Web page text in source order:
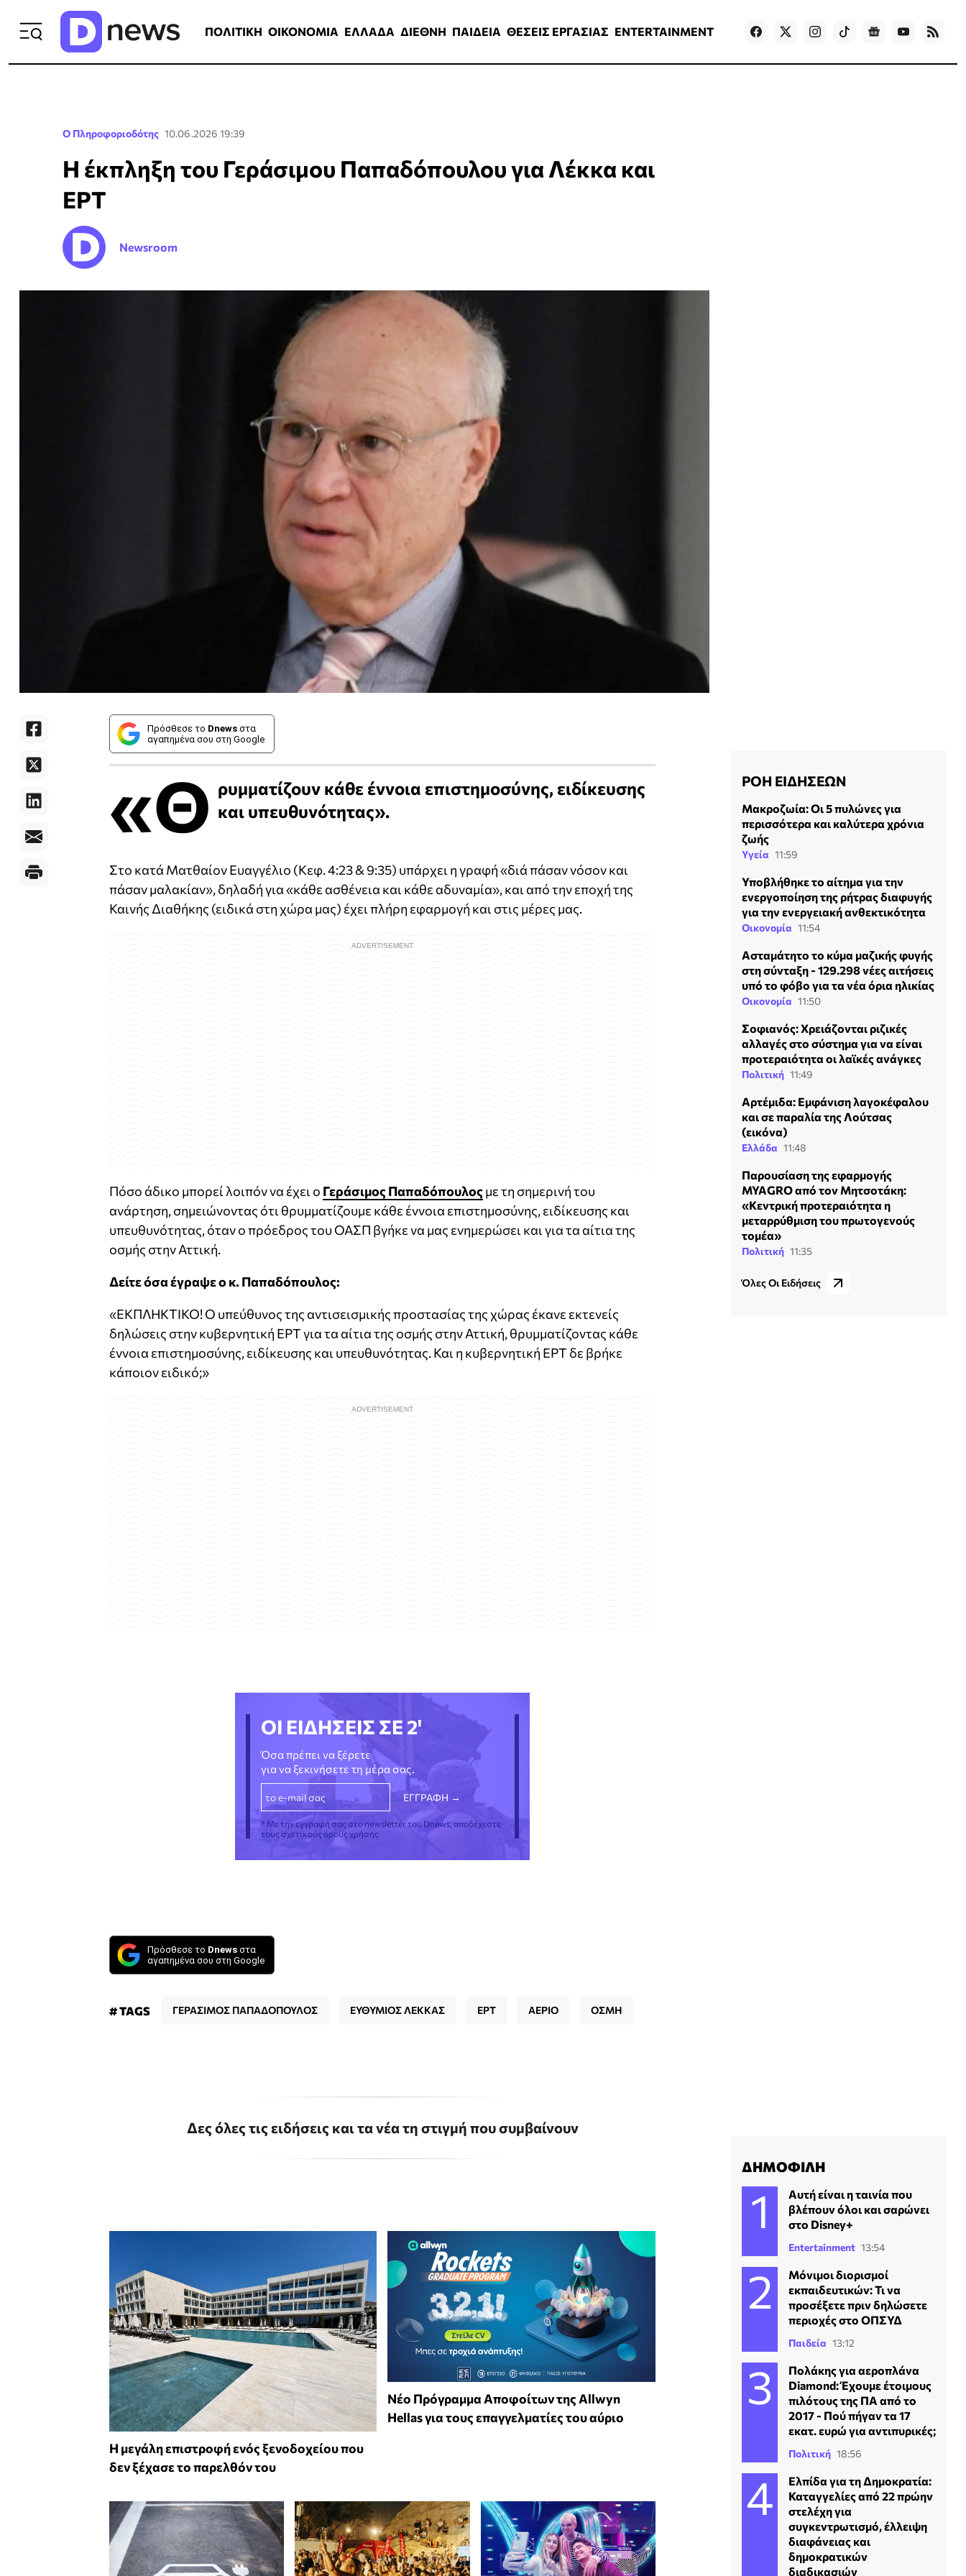
ΠΟΛΙΤΙΚΗ ΟΙΚΟΝΟΜΙΑ ΕΛΛΑΔΑ ΔΙΕΘΝΗ ΠΑΙΔΕΙΑ ΘΕΣΕΙΣ ΕΡΓΑΣΙΑΣ ENTERTAINMENT Games
Ο Πληροφοριοδότης 10.06.2026 19:39
Η έκπληξη του Γεράσιμου Παπαδόπουλου για Λέκκα και
ΕΡΤ
Newsroom
Πρόσθεσε το Dnews στα
αγαπημένα σου στη Google
«Θ ρυμματίζουν κάθε έννοια επιστημοσύνης, ειδίκευσης
και υπευθυνότητας».
Στο κατά Ματθαίον Ευαγγέλιο (Κεφ. 4:23 & 9:35) υπάρχει η γραφή «διά πάσαν νόσον και
πάσαν μαλακίαν», δηλαδή για «κάθε ασθένεια και κάθε αδυναμία», και από την εποχή της
Καινής Διαθήκης (ειδικά στη χώρα μας) έχει πλήρη εφαρμογή και στις μέρες μας.
Πόσο άδικο μπορεί λοιπόν να έχει ο Γεράσιμος Παπαδόπουλος με τη σημερινή του
ανάρτηση, σημειώνοντας ότι θρυμματίζουμε κάθε έννοια επιστημοσύνης, ειδίκευσης και
υπευθυνότητας, όταν ο πρόεδρος του ΟΑΣΠ βγήκε να μας ενημερώσει και για τα αίτια της
οσμής στην Αττική.
Δείτε όσα έγραψε ο κ. Παπαδόπουλος:
«ΕΚΠΛΗΚΤΙΚΟ! Ο υπεύθυνος της αντισεισμικής προστασίας της χώρας έκανε εκτενείς
δηλώσεις στην κυβερνητική ΕΡΤ για τα αίτια της οσμής στην Αττική, θρυμματίζοντας κάθε
έννοια επιστημοσύνης, ειδίκευσης και υπευθυνότητας. Και η κυβερνητική ΕΡΤ δε βρήκε
κάποιον ειδικό;»
ΟΙ ΕΙΔΗΣΕΙΣ ΣΕ 2'
Όσα πρέπει να ξέρετε
για να ξεκινήσετε τη μέρα σας.
* Με την εγγραφή σας στο newsletter του Dnews, αποδέχεστε
τους σχετικούς όρους χρήσης
Πρόσθεσε το Dnews στα
αγαπημένα σου στη Google
# TAGS ΓΕΡΑΣΙΜΟΣ ΠΑΠΑΔΟΠΟΥΛΟΣ ΕΥΘΥΜΙΟΣ ΛΕΚΚΑΣ ΕΡΤ ΑΕΡΙΟ ΟΣΜΗ
Δες όλες τις ειδήσεις και τα νέα τη στιγμή που συμβαίνουν
Η μεγάλη επιστροφή ενός ξενοδοχείου που
δεν ξέχασε το παρελθόν του
Νέο Πρόγραμμα Αποφοίτων της Allwyn
Hellas για τους επαγγελματίες του αύριο
ΡΟΗ ΕΙΔΗΣΕΩΝ
Mακροζωία: Οι 5 πυλώνες για
περισσότερα και καλύτερα χρόνια
ζωής
Υγεία 11:59
Υποβλήθηκε το αίτημα για την
ενεργοποίηση της ρήτρας διαφυγής
για την ενεργειακή ανθεκτικότητα
Οικονομία 11:54
Ασταμάτητο το κύμα μαζικής φυγής
στη σύνταξη - 129.298 νέες αιτήσεις
υπό το φόβο για τα νέα όρια ηλικίας
Οικονομία 11:50
Σοφιανός: Χρειάζονται ριζικές
αλλαγές στο σύστημα για να είναι
προτεραιότητα οι λαϊκές ανάγκες
Πολιτική 11:49
Αρτέμιδα: Εμφάνιση λαγοκέφαλου
και σε παραλία της Λούτσας
(εικόνα)
Ελλάδα 11:48
Παρουσίαση της εφαρμογής
MYAGRO από τον Μητσοτάκη:
«Κεντρική προτεραιότητα η
μεταρρύθμιση του πρωτογενούς
τομέα»
Πολιτική 11:35
Όλες Οι Ειδήσεις
ΔΗΜΟΦΙΛΗ
Αυτή είναι η ταινία που
βλέπουν όλοι και σαρώνει
στο Disney+
Entertainment 13:54
Μόνιμοι διορισμοί
εκπαιδευτικών: Τι να
προσέξετε πριν δηλώσετε
περιοχές στο ΟΠΣΥΔ
Παιδεία 13:12
Πολάκης για αεροπλάνα
Diamond: Έχουμε έτοιμους
πιλότους της ΠΑ από το
2017 - Πού πήγαν τα 17
εκατ. ευρώ για αντιπυρικές;
Πολιτική 18:56
Ελπίδα για τη Δημοκρατία:
Καταγγελίες από 22 πρώην
στελέχη για
συγκεντρωτισμό, έλλειψη
διαφάνειας και
δημοκρατικών
διαδικασιών